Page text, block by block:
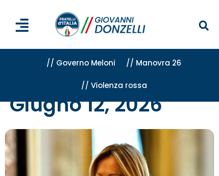
// Governo Meloni // Manovra 26
// Violenza rossa
Archivi per 12 Giugno 2026
Giugno 12, 2026